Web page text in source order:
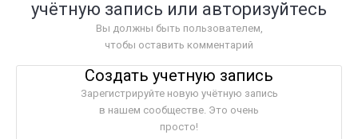
учётную запись или авторизуйтесь
Вы должны быть пользователем,
чтобы оставить комментарий
Создать учетную запись
Зарегистрируйте новую учётную запись
в нашем сообществе. Это очень
просто!